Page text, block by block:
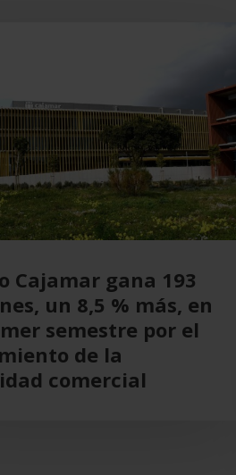
Cajamar gana 193
un 8,5 % más, en
semestre por el
de la
comercial